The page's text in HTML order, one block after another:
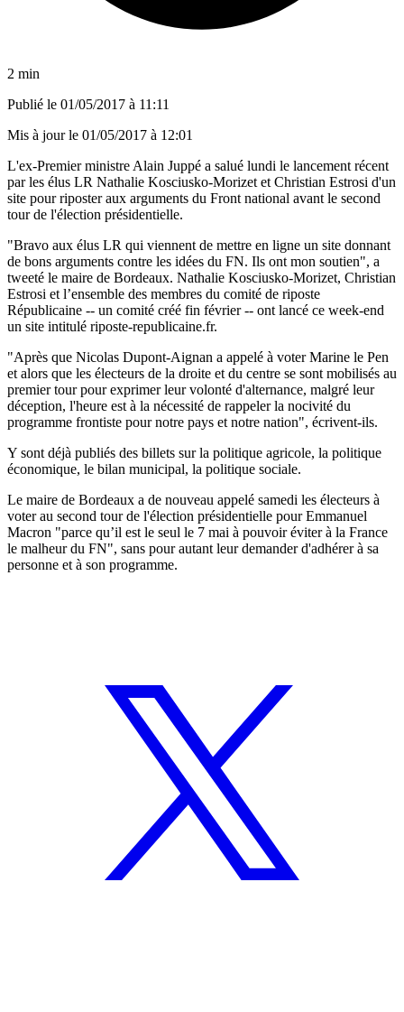
2 min
Publié le 01/05/2017 à 11:11
Mis à jour le 01/05/2017 à 12:01
L'ex-Premier ministre Alain Juppé a salué lundi le lancement récent
par les élus LR Nathalie Kosciusko-Morizet et Christian Estrosi d'un
site pour riposter aux arguments du Front national avant le second
tour de l'élection présidentielle.
"Bravo aux élus LR qui viennent de mettre en ligne un site donnant
de bons arguments contre les idées du FN. Ils ont mon soutien", a
tweeté le maire de Bordeaux. Nathalie Kosciusko-Morizet, Christian
Estrosi et l’ensemble des membres du comité de riposte
Républicaine -- un comité créé fin février -- ont lancé ce week-end
un site intitulé riposte-republicaine.fr.
"Après que Nicolas Dupont-Aignan a appelé à voter Marine le Pen
et alors que les électeurs de la droite et du centre se sont mobilisés au
premier tour pour exprimer leur volonté d'alternance, malgré leur
déception, l'heure est à la nécessité de rappeler la nocivité du
programme frontiste pour notre pays et notre nation", écrivent-ils.
Y sont déjà publiés des billets sur la politique agricole, la politique
économique, le bilan municipal, la politique sociale.
Le maire de Bordeaux a de nouveau appelé samedi les électeurs à
voter au second tour de l'élection présidentielle pour Emmanuel
Macron "parce qu’il est le seul le 7 mai à pouvoir éviter à la France
le malheur du FN", sans pour autant leur demander d'adhérer à sa
personne et à son programme.